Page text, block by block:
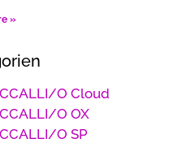
»
O Cloud
O OX
O SP